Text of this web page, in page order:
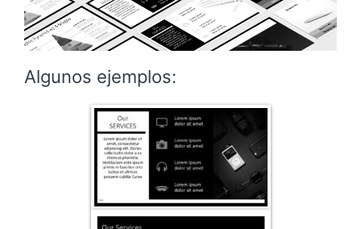
Algunos ejemplos: